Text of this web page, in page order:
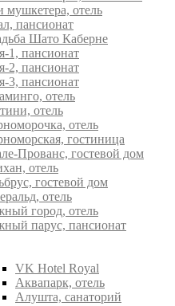
мушкетера, отель
пансионат
Шато Каберне
1, пансионат
2, пансионат
3, пансионат
отель
отель
отель
гостиница
Прованс, гостевой дом
отель
гостевой дом
отель
город, отель
парус, пансионат
VK Hotel Royal
Аквапарк, отель
Алушта, санаторий